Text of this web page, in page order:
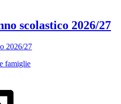
scolastico 2026/27
2026/27
famiglie